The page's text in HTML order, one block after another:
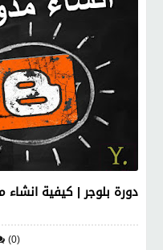
دورة بلوجر | كيفية
(0)